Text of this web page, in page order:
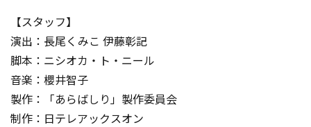
【スタッフ】
演出：長尾くみこ 伊藤彰記
脚本：ニシオカ・ト・ニール
音楽：櫻井智子
製作：「あらばしり」製作委員会
制作：日テレアックスオン